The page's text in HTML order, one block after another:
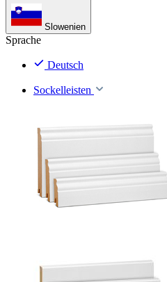
Slowenien
Sprache
Deutsch
Sockelleisten